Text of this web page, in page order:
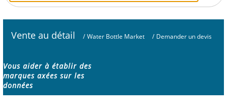
Vente au détail / Water Bottle Market / Demander un devis
Vous aider à établir des
marques axées sur les
données